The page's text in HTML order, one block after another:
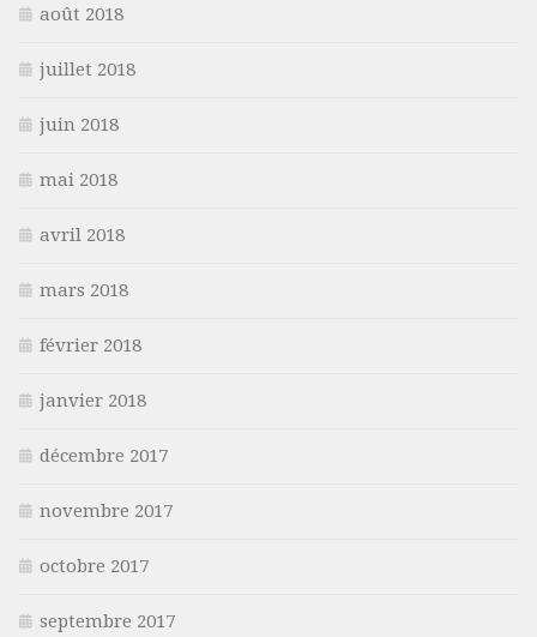
août 2018
juillet 2018
juin 2018
mai 2018
avril 2018
mars 2018
février 2018
janvier 2018
décembre 2017
novembre 2017
octobre 2017
septembre 2017